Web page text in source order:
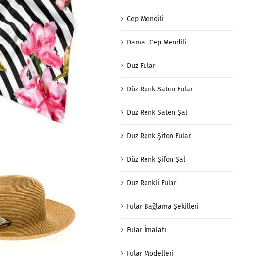
Cep Mendili
Damat Cep Mendili
Düz Fular
Düz Renk Saten Fular
Düz Renk Saten Şal
Düz Renk Şifon Fular
Düz Renk Şifon Şal
Düz Renkli Fular
Fular Bağlama Şekilleri
Fular İmalatı
Fular Modelleri